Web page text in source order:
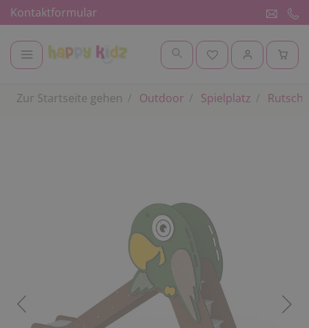
Kontaktformular
Zur Startseite gehen Outdoor Spielplatz